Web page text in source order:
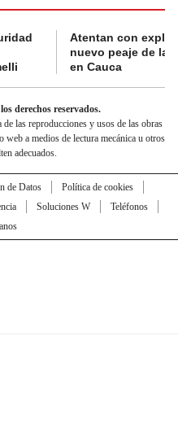
Atentan con
nuevo peaje de la
en Cauca
derechos reservados.
las reproducciones y usos de las obras
web a medios de lectura mecánica u otros
adecuados.
de Datos
Política de cookies
Soluciones W
Teléfonos